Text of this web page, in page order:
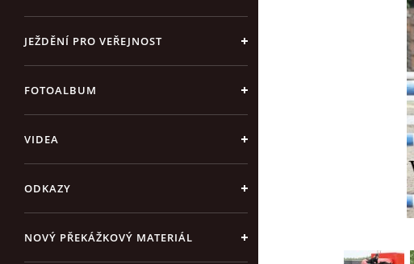
JEŽDĚNÍ PRO VEŘEJNOST
FOTOALBUM
VIDEA
ODKAZY
NOVÝ PŘEKÁŽKOVÝ MATERIÁL